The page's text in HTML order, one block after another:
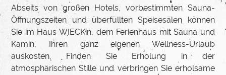
Abseits von großen Hotels, vorbestimmten Sauna-
Öffnungszeiten und überfüllten Speisesälen können
Sie im Haus WIECKin, dem Ferienhaus mit Sauna und
Kamin, Ihren ganz eigenen Wellness-Urlaub
auskosten. Finden Sie Erholung in der
atmosphärischen Stille und verbringen Sie erholsame